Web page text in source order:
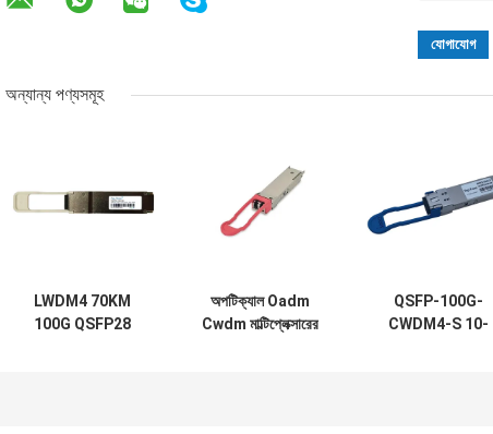
অন্যান্য পণ্যসমূহ
LWDM4 70KM
100G QSFP28
অপটিক্যাল Oadm
Cwdm মাল্টিপ্লেক্সারের
QSFP-100G-
CWDM4-S 10-